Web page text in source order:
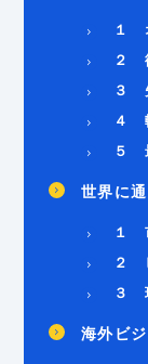
１
２
３
４
５
世界に
１
２
３
海外ビ